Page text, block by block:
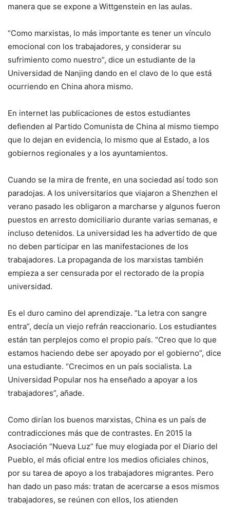
manera que se expone a Wittgenstein en las aulas.
“Como marxistas, lo más importante es tener un vínculo
emocional con los trabajadores, y considerar su
sufrimiento como nuestro”, dice un estudiante de la
Universidad de Nanjing dando en el clavo de lo que está
ocurriendo en China ahora mismo.
En internet las publicaciones de estos estudiantes
defienden al Partido Comunista de China al mismo tiempo
que lo dejan en evidencia, lo mismo que al Estado, a los
gobiernos regionales y a los ayuntamientos.
Cuando se la mira de frente, en una sociedad así todo son
paradojas. A los universitarios que viajaron a Shenzhen el
verano pasado les obligaron a marcharse y algunos fueron
puestos en arresto domiciliario durante varias semanas, e
incluso detenidos. La universidad les ha advertido de que
no deben participar en las manifestaciones de los
trabajadores. La propaganda de los marxistas también
empieza a ser censurada por el rectorado de la propia
universidad.
Es el duro camino del aprendizaje. “La letra con sangre
entra”, decía un viejo refrán reaccionario. Los estudiantes
están tan perplejos como el propio país. “Creo que lo que
estamos haciendo debe ser apoyado por el gobierno”, dice
una estudiante. “Crecimos en un país socialista. La
Universidad Popular nos ha enseñado a apoyar a los
trabajadores”, añade.
Como dirían los buenos marxistas, China es un país de
contradicciones más que de contrastes. En 2015 la
Asociación “Nueva Luz” fue muy elogiada por el Diario del
Pueblo, el más oficial entre los medios oficiales chinos,
por su tarea de apoyo a los trabajadores migrantes. Pero
han dado un paso más: tratan de acercarse a esos mismos
trabajadores, se reúnen con ellos, los atienden